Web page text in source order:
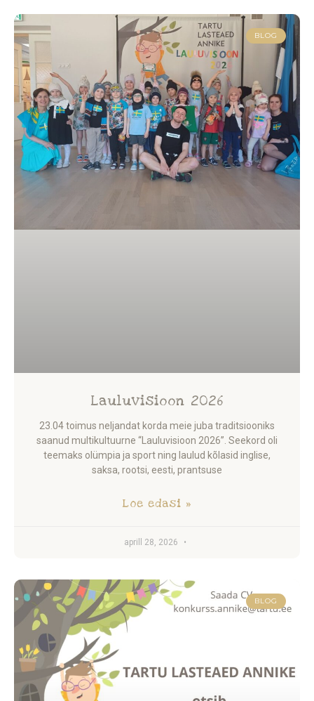
BLOG
Lauluvisioon 2026
23.04 toimus neljandat korda meie juba traditsiooniks
saanud multikultuurne “Lauluvisioon 2026”. Seekord oli
teemaks olümpia ja sport ning laulud kõlasid inglise,
saksa, rootsi, eesti, prantsuse
Loe edasi »
aprill 28, 2026
BLOG